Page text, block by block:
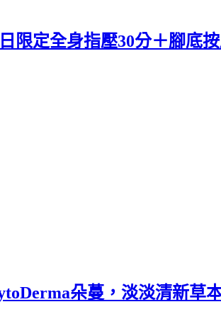
定全身指壓30分＋腳底
朵蔓，淡淡清新草